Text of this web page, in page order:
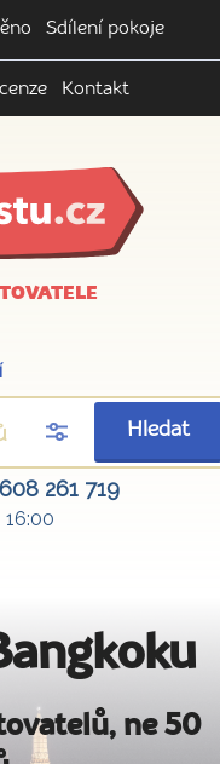
Sdílení pokoje
Kontakt
Hledat
261 719
16:00
ne 50